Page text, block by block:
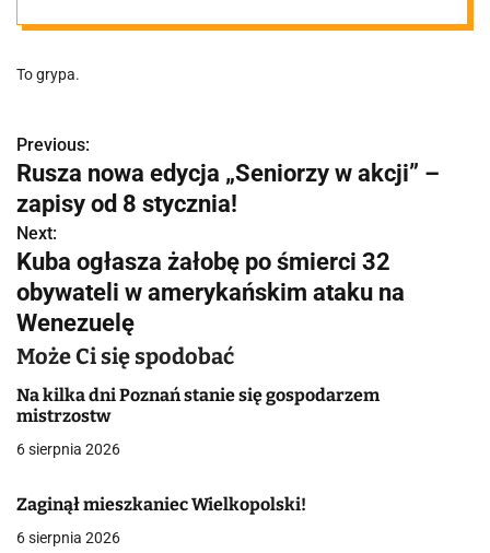
względem
zachorowań.
Jedna z chorób
wciąż sieje
spustoszenie
To grypa.
N
a
w
i
g
a
c
j
w
Previous:
Rusza nowa edycja „Seniorzy w akcji” –
zapisy od 8 stycznia!
Next:
Kuba ogłasza żałobę po śmierci 32
obywateli w amerykańskim ataku na
Wenezuelę
Może Ci się spodobać
Na kilka dni Poznań stanie się gospodarzem
mistrzostw
6 sierpnia 2026
Zaginął mieszkaniec Wielkopolski!
6 sierpnia 2026